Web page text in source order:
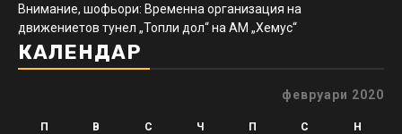
Внимание, шофьори: Временна организация на
движениетов тунел „Топли дол“ на АМ „Хемус“
КАЛЕНДАР
февруари 2020
П В С Ч П С Н